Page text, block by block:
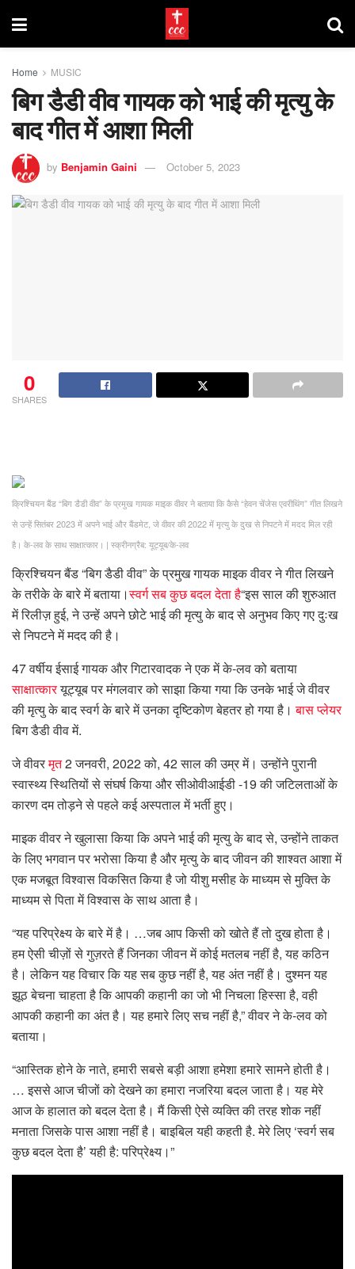
Home MUSIC
बिग डैडी वीव गायक को भाई की मृत्यु के
बाद गीत में आशा मिली
by Benjamin Gaini October 5, 2023
0
SHARES
क्रिश्चियन बैंड “बिग डैडी वीव” के प्रमुख गायक माइक वीवर ने बताया कि कैसे “हेवन चेंजेस एवरीथिंग” गीत लिखने
से उन्हें सितंबर 2023 में अपने भाई और बैंडमेट, जे वीवर की 2022 में मृत्यु के दुख से निपटने में मदद मिल रही
है। के-लव के साथ साक्षात्कार। | स्क्रीनग्रैब: यूट्यूब/के-लव
क्रिश्चियन बैंड “बिग डैडी वीव” के प्रमुख गायक माइक वीवर ने गीत लिखने
के तरीके के बारे में बताया।स्वर्ग सब कुछ बदल देता है“इस साल की शुरुआत
में रिलीज़ हुई, ने उन्हें अपने छोटे भाई की मृत्यु के बाद से अनुभव किए गए दुःख
से निपटने में मदद की है।
47 वर्षीय ईसाई गायक और गिटारवादक ने एक में के-लव को बताया
साक्षात्कारयूट्यूब पर मंगलवार को साझा किया गया कि उनके भाई जे वीवर
की मृत्यु के बाद स्वर्ग के बारे में उनका दृष्टिकोण बेहतर हो गया है। बास प्लेयर
बिग डैडी वीव में.
जे वीवरमृत2 जनवरी, 2022 को, 42 साल की उम्र में। उन्होंने पुरानी
स्वास्थ्य स्थितियों से संघर्ष किया और सीओवीआईडी ​​​​-19 की जटिलताओं के
कारण दम तोड़ने से पहले कई अस्पताल में भर्ती हुए।
माइक वीवर ने खुलासा किया कि अपने भाई की मृत्यु के बाद से, उन्होंने ताकत
के लिए भगवान पर भरोसा किया है और मृत्यु के बाद जीवन की शाश्वत आशा में
एक मजबूत विश्वास विकसित किया है जो यीशु मसीह के माध्यम से मुक्ति के
माध्यम से पिता में विश्वास के साथ आता है।
“यह परिप्रेक्ष्य के बारे में है। …जब आप किसी को खोते हैं तो दुख होता है।
हम ऐसी चीज़ों से गुज़रते हैं जिनका जीवन में कोई मतलब नहीं है, यह कठिन
है। लेकिन यह विचार कि यह सब कुछ नहीं है, यह अंत नहीं है। दुश्मन यह
झूठ बेचना चाहता है कि आपकी कहानी का जो भी निचला हिस्सा है, वही
आपकी कहानी का अंत है। यह हमारे लिए सच नहीं है,” वीवर ने के-लव को
बताया।
“आस्तिक होने के नाते, हमारी सबसे बड़ी आशा हमेशा हमारे सामने होती है।
… इससे आज चीजों को देखने का हमारा नजरिया बदल जाता है। यह मेरे
आज के हालात को बदल देता है। मैं किसी ऐसे व्यक्ति की तरह शोक नहीं
मनाता जिसके पास आशा नहीं है। बाइबिल यही कहती है. मेरे लिए ‘स्वर्ग सब
कुछ बदल देता है’ यही है: परिप्रेक्ष्य।”